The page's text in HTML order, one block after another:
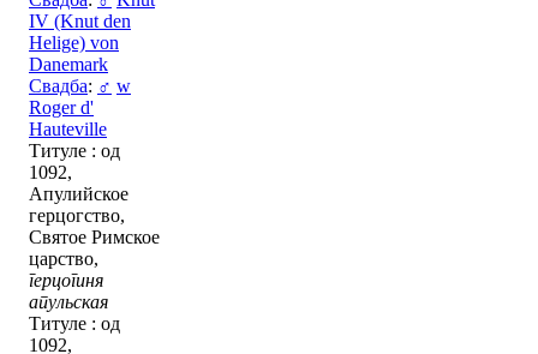
IV (Knut den
Helige) von
Danemark
Свадба: ♂ w
Roger d'
Hauteville
Титуле : од
1092,
Апулийское
герцогство,
Святое Римское
царство,
герцогиня
апульская
Титуле : од
1092,